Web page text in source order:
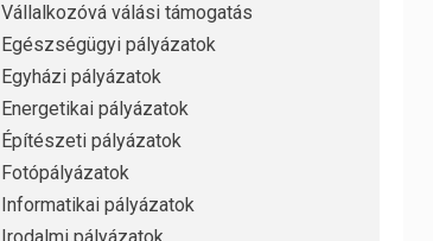
Vállalkozóvá válási támogatás
Egészségügyi pályázatok
Egyházi pályázatok
Energetikai pályázatok
Építészeti pályázatok
Fotópályázatok
Informatikai pályázatok